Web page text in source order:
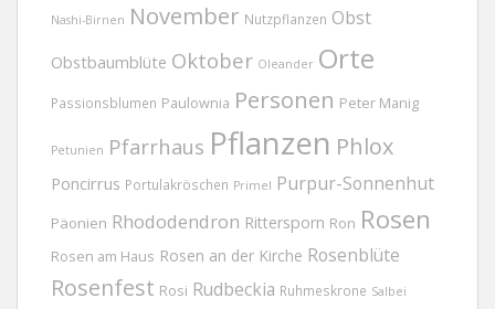
Nashi-Birnen November Nutzpflanzen Obst
Obstbaumblüte Oktober Oleander Orte
Passionsblumen Paulownia Personen Peter Manig
Petunien Pfarrhaus Pflanzen Phlox
Poncirrus Portulakröschen Primel Purpur-Sonnenhut
Päonien Rhododendron Rittersporn Ron Rosen
Rosen am Haus Rosen an der Kirche Rosenblüte
Rosenfest Rosi Rudbeckia Ruhmeskrone Salbei